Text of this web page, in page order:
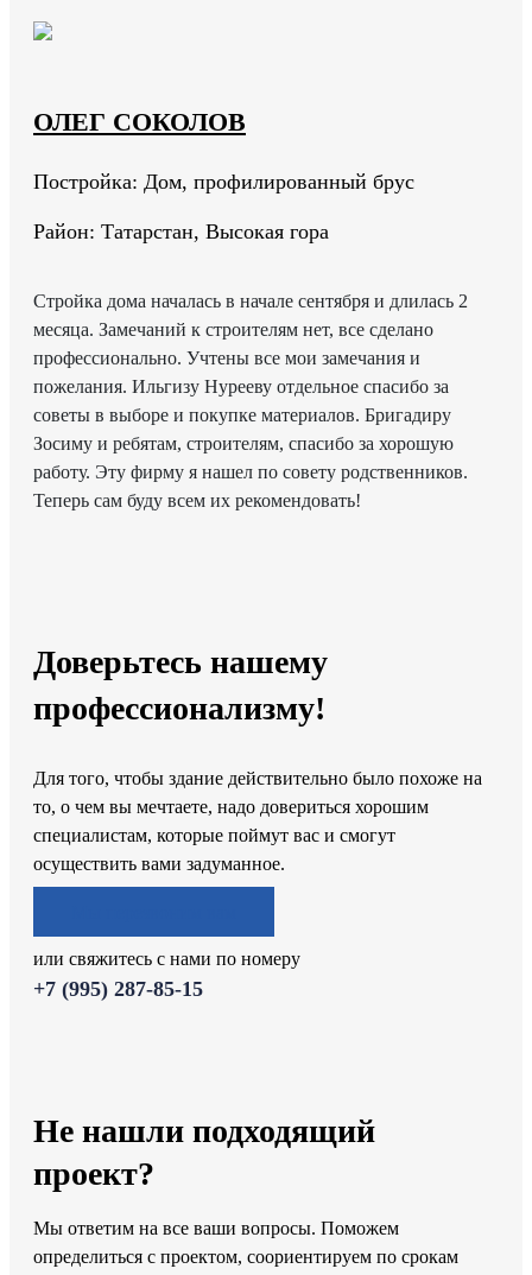
ОЛЕГ СОКОЛОВ
Постройка: Дом, профилированный брус
Район: Татарстан, Высокая гора
Стройка дома началась в начале сентября и длилась 2
месяца. Замечаний к строителям нет, все сделано
профессионально. Учтены все мои замечания и
пожелания. Ильгизу Нурееву отдельное спасибо за
советы в выборе и покупке материалов. Бригадиру
Зосиму и ребятам, строителям, спасибо за хорошую
работу. Эту фирму я нашел по совету родственников.
Теперь сам буду всем их рекомендовать!
Доверьтесь нашему
профессионализму!
Для того, чтобы здание действительно было похоже на
то, о чем вы мечтаете, надо довериться хорошим
специалистам, которые поймут вас и смогут
осуществить вами задуманное.
или свяжитесь с нами по номеру
+7 (995) 287-85-15
Не нашли подходящий
проект?
Мы ответим на все ваши вопросы. Поможем
определиться с проектом, соориентируем по срокам